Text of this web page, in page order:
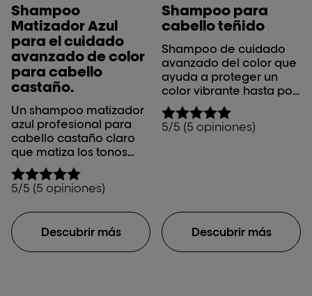
Shampoo
Matizador Azul
para el cuidado
avanzado de color
para cabello
castaño.
Un shampoo matizador
azul profesional para
cabello castaño claro
que matiza los tonos
naranjas no deseados
5/5 (5 opiniones)
Descubrir más
Shampoo para
cabello teñido
Shampoo de cuidado
avanzado del color que
ayuda a proteger un
color vibrante hasta por
50 días.* *1Prueba
instrumental con el
sistema completo de
5/5 (5 opiniones)
Descubrir más